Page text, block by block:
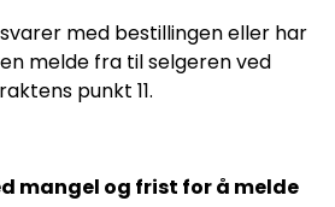
med bestillingen eller har
melde fra til selgeren ved
punkt 11.
mangel og frist for å melde